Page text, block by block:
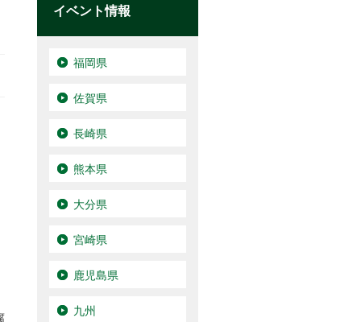
イベント情報
福岡県
佐賀県
長崎県
熊本県
大分県
宮崎県
鹿児島県
九州